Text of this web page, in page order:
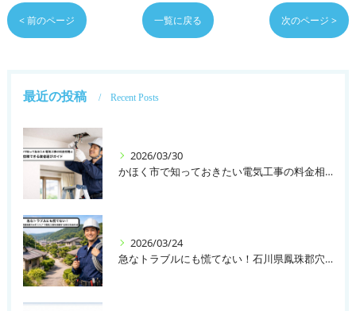
< 前のページ 一覧に戻る 次のページ >
最近の投稿 Recent Posts
2026/03/30
かほく市で知っておきたい電気工事の料金相場と信頼できる業者選びガイド
2026/03/24
急なトラブルにも慌てない！石川県鳳珠郡穴水町エリアで電気工事を依頼する時の料金相場